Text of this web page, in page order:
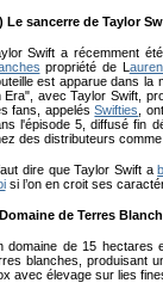
Le sancerre de Taylor
Swift a récemment
propriété de L
est apparue dans la
Era", avec Taylor Swift,
fans, appelésSwifties
,
l'épisode 5, diffusé fin
des distributeurs comme
dire que Taylor Swift a
si l’on en croit ses
de Terres
domaine de 15
blanches, produisant
avec élevage sur lies